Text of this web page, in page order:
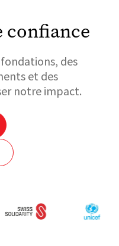
confiance
des
et des
notre impact.